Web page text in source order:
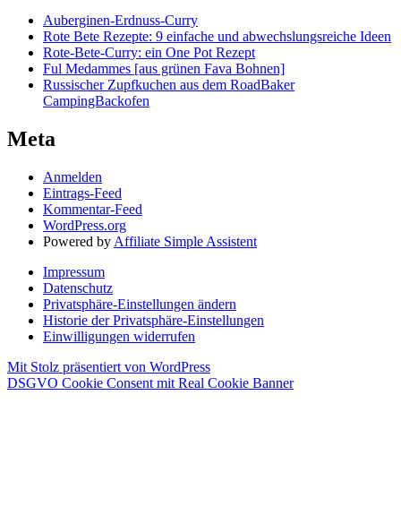
Auberginen-Erdnuss-Curry
Rote Bete Rezepte: 9 einfache und abwechslungsreiche Ideen
Rote-Bete-Curry: ein One Pot Rezept
Ful Medammes [aus grünen Fava Bohnen]
Russischer Zupfkuchen aus dem RoadBaker
CampingBackofen
Meta
Anmelden
Eintrags-Feed
Kommentar-Feed
WordPress.org
Powered by Affiliate Simple Assistent
Impressum
Datenschutz
Privatsphäre-Einstellungen ändern
Historie der Privatsphäre-Einstellungen
Einwilligungen widerrufen
Mit Stolz präsentiert von WordPress
DSGVO Cookie Consent mit Real Cookie Banner